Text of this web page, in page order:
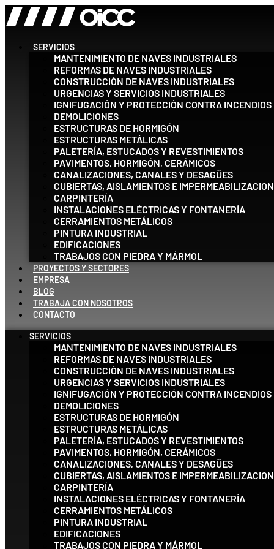
al
SERVICIOS
MANTENIMIENTO DE NAVES INDUSTRIALES
REFORMAS DE NAVES INDUSTRIALES
CONSTRUCCIÓN DE NAVES INDUSTRIALES
URGENCIAS Y SERVICIOS INDUSTRIALES
IGNIFUGACIÓN Y PROTECCIÓN CONTRA INCENDIOS
DEMOLICIONES
ESTRUCTURAS DE HORMIGÓN
ESTRUCTURAS METÁLICAS
PALETERÍA, ESTUCADOS Y REVESTIMIENTOS
PAVIMENTOS, HORMIGÓN, CERÁMICOS
CANALIZACIONES, CANALES Y DESAGÜES
CUBIERTAS, AISLAMIENTOS E
CARPINTERÍA
INSTALACIONES ELÉCTRICAS Y FONTANERÍA
CERRAMIENTOS METÁLICOS
PINTURA INDUSTRIAL
EDIFICACIONES
TRABAJOS CON PIEDRA Y MÁRMOL
PROYECTOS Y SECTORES
EMPRESA
BLOG
TRABAJA CON NOSOTROS
CONTACTO
SERVICIOS
MANTENIMIENTO DE NAVES INDUSTRIALES
REFORMAS DE NAVES INDUSTRIALES
CONSTRUCCIÓN DE NAVES INDUSTRIALES
URGENCIAS Y SERVICIOS INDUSTRIALES
IGNIFUGACIÓN Y PROTECCIÓN CONTRA INCENDIOS
DEMOLICIONES
ESTRUCTURAS DE HORMIGÓN
ESTRUCTURAS METÁLICAS
PALETERÍA, ESTUCADOS Y REVESTIMIENTOS
PAVIMENTOS, HORMIGÓN, CERÁMICOS
CANALIZACIONES, CANALES Y DESAGÜES
CUBIERTAS, AISLAMIENTOS E
CARPINTERÍA
INSTALACIONES ELÉCTRICAS Y FONTANERÍA
CERRAMIENTOS METÁLICOS
PINTURA INDUSTRIAL
EDIFICACIONES
TRABAJOS CON PIEDRA Y MÁRMOL